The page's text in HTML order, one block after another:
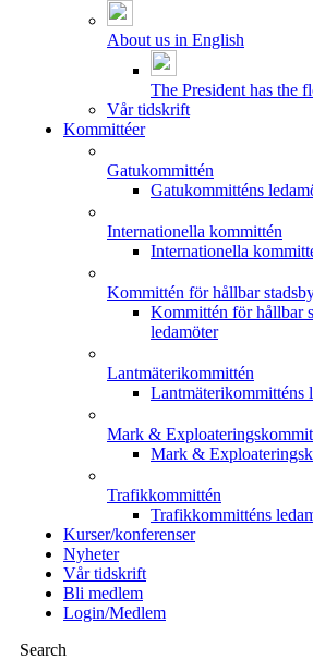
About us in English
The President has the
Vår tidskrift
Kommittéer
Gatukommittén
Gatukommitténs
Internationella kommittén
Internationella
Kommittén för hållbar
Kommittén för hållbar
ledamöter
Lantmäterikommittén
Lantmäterikommitténs
Mark &
Mark &
Trafikkommittén
Trafikkommitténs
Kurser/konferenser
Nyheter
Vår tidskrift
Bli medlem
Login/Medlem
Search